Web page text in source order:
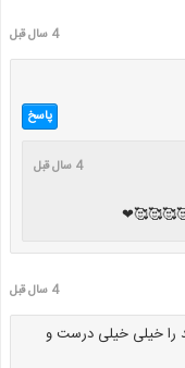
4 سال قبل
پاسخ
4 سال قبل
4 سال قبل
را خیلی خیلی درست و